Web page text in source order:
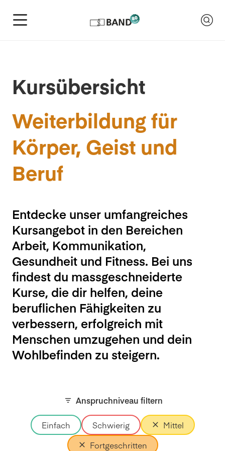
Kursübersicht
Weiterbildung für
Körper, Geist und
Beruf
Entdecke unser umfangreiches
Kursangebot in den Bereichen
Arbeit, Kommunikation,
Gesundheit und Fitness. Bei uns
findest du massgeschneiderte
Kurse, die dir helfen, deine
beruflichen Fähigkeiten zu
verbessern, erfolgreich mit
Menschen umzugehen und dein
Wohlbefinden zu steigern.
Anspruchniveau filtern
Einfach Schwierig
Mittel
Fortgeschritten